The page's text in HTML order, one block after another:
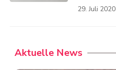
29. Juli 2020
Aktuelle News